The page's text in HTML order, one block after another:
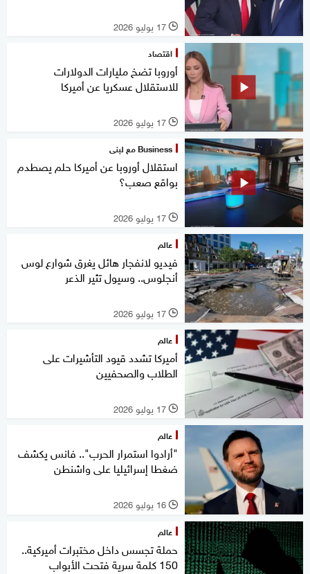
l 17 يوليو 2026
اقتصاد
أوروبا تضخ مليارات الدولارات
للاستقلال عسكريا عن أميركا
l 17 يوليو 2026
Business مع لبنى
استقلال أوروبا عن أميركا حلم يصطدم
بواقع صعب؟
l 17 يوليو 2026
عالم
فيديو لانفجار هائل يغرق شوارع لوس
أنجلوس.. وسيول تثير الذعر
l 17 يوليو 2026
عالم
أميركا تشدد قيود التأشيرات على
الطلاب والصحفيين
l 17 يوليو 2026
عالم
"أرادوا استمرار الحرب".. فانس يكشف
ضغطا إسرائيليا على واشنطن
l 16 يوليو 2026
عالم
حملة تجسس داخل مختبرات أميركية..
150 كلمة سرية فتحت الأبواب